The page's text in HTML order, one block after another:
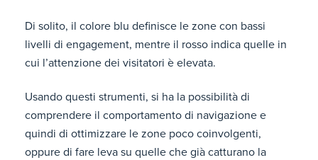
Di solito, il colore blu definisce le zone con bassi
livelli di engagement, mentre il rosso indica quelle in
cui l’attenzione dei visitatori è elevata.
Usando questi strumenti, si ha la possibilità di
comprendere il comportamento di navigazione e
quindi di ottimizzare le zone poco coinvolgenti,
oppure di fare leva su quelle che già catturano la